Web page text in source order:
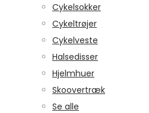
Cykelsokker
Cykeltrøjer
Cykelveste
Halsedisser
Hjelmhuer
Skoovertræk
Se alle